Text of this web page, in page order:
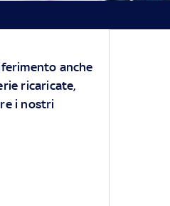
anche
ricaricate,
i nostri